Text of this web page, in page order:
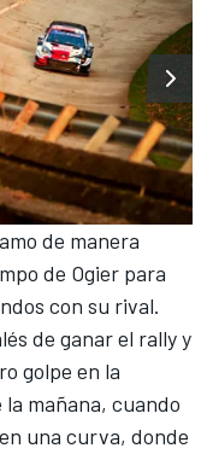
de manera
de Ogier para
con su rival.
de ganar el rally y
golpe en la
la mañana, cuando
una curva, donde